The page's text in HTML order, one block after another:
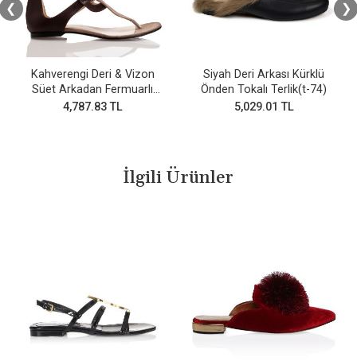
Kahverengi Deri & Vizon
Süet Arkadan Fermuarlı
Parmak arası sandalet
4,787.83 TL
Siyah Deri Arkası Kürklü
Önden Tokalı Terlik(t-74)
5,029.01 TL
❮ ❯
İlgili Ürünler